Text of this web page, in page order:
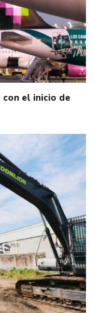
el inicio de